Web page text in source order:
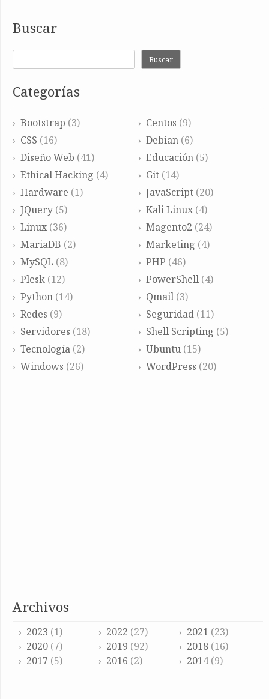
Buscar
Buscar
Categorías
Bootstrap (3) Centos (9)
CSS (16) Debian(6)
Diseño Web (41) Educación(5)
Ethical Hacking (4) Git(14)
Hardware (1) JavaScript(20)
JQuery (5) Kali Linux(4)
Linux (36) Magento2 (24)
MariaDB (2) Marketing (4)
MySQL (8) PHP (46)
Plesk (12) PowerShell(4)
Python (14) Qmail(3)
Redes (9) Seguridad(11)
Servidores (18) Shell Scripting (5)
Tecnología (2) Ubuntu(15)
Windows (26) WordPress (20)
archivos
2023 (1) 2022 (27) 2021 (23)
2020 (7) 2019 (92) 2018(16)
2017 (5) 2016 (2) 2014(9)